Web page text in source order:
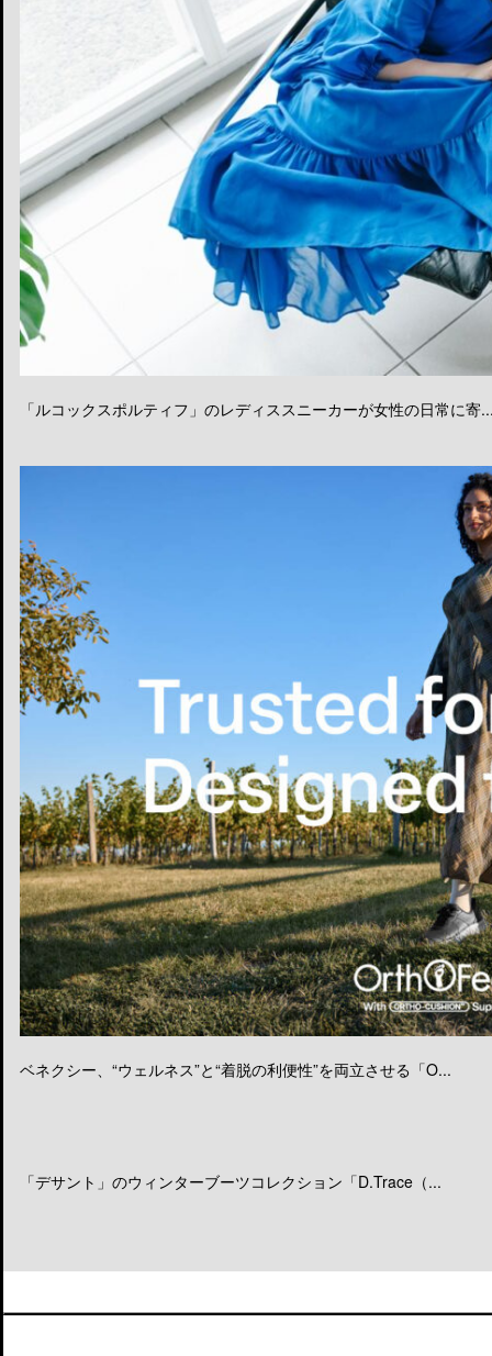
「ルコックスポルティフ」のレディススニーカーが女性の日常に寄
ベネクシー、“ウェルネス”と“着脱の利便性”を両立させる「O...
「デサント」のウィンターブーツコレクション「D.Trace（...